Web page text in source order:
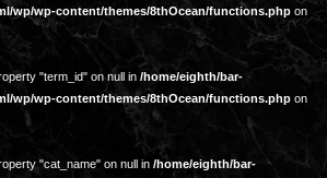
wp/wp-content/themes/8thOcean/functions.php on
"term_id" on null in /home/eighth/bar-
wp/wp-content/themes/8thOcean/functions.php on
"cat_name" on null in /home/eighth/bar-